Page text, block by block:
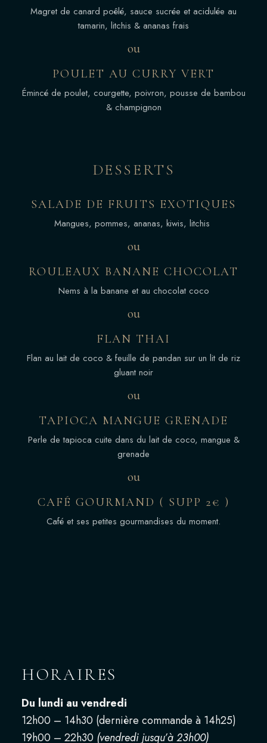
Magret de canard poêlé, sauce sucrée et acidulée au
tamarin, litchis & ananas frais
ou
POULET AU CURRY VERT
Émincé de poulet, courgette, poivron, pousse de bambou
& champignon
DESSERTS
SALADE DE FRUITS EXOTIQUES
Mangues, pommes, ananas, kiwis, litchis
ou
ROULEAUX BANANE CHOCOLAT
Nems à la banane et au chocolat coco
ou
FLAN THAI
Flan au lait de coco & feuille de pandan sur un lit de riz
gluant noir
ou
TAPIOCA MANGUE GRENADE
Perle de tapioca cuite dans du lait de coco, mangue &
grenade
ou
CAFÉ GOURMAND ( SUPP 2€ )
Café et ses petites gourmandises du moment.
HORAIRES
Du lundi au vendredi
12h00 – 14h30 (dernière commande à 14h25)
19h00 – 22h30 (vendredi jusqu’à 23h00)